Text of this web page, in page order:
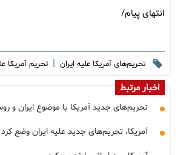
انتهای پیام/
تحریم‌های آمریکا علیه ایران | تحریم‌ آمریکا
اخبار مرتبط
تحریم‌های جدید آمریکا با موضوع ایران و
آمریکا، تحریم‌های جدید علیه ایران وضع کرد